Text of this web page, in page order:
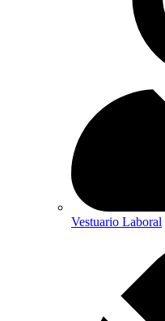
Vestuario Laboral